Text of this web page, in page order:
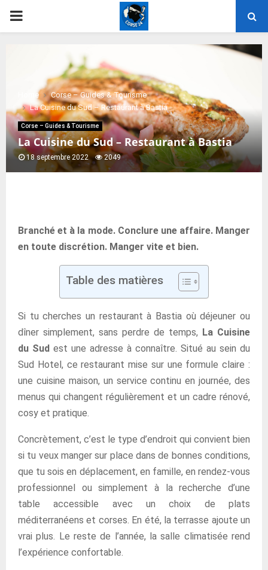
PRIMARY
Home
Corse – Guides & Tourisme
La Cuisine du Sud – Restaurant à Bastia
Corse – Guides & Tourisme
La Cuisine du Sud – Restaurant à Bastia
18 septembre 2022 2049
Branché et à la mode. Conclure une affaire. Manger
en toute discrétion. Manger vite et bien.
Table des matières
Si tu cherches un restaurant à Bastia où déjeuner ou
dîner simplement, sans perdre de temps, La Cuisine
du Sud est une adresse à connaître. Situé au sein du
Sud Hotel, ce restaurant mise sur une formule claire :
une cuisine maison, un service continu en journée, des
menus qui changent régulièrement et un cadre rénové,
cosy et pratique.
Concrètement, c’est le type d’endroit qui convient bien
si tu veux manger sur place dans de bonnes conditions,
que tu sois en déplacement, en famille, en rendez-vous
professionnel ou simplement à la recherche d’une
table accessible avec un choix de plats
méditerranéens et corses. En été, la terrasse ajoute un
vrai plus. Le reste de l’année, la salle climatisée rend
l’expérience confortable.